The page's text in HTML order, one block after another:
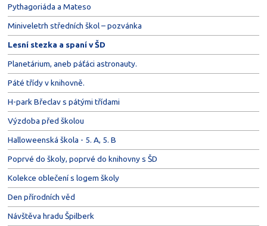
Pythagoriáda a Mateso
Miniveletrh středních škol – pozvánka
Lesní stezka a spaní v ŠD
Planetárium, aneb páťáci astronauty.
Páté třídy v knihovně.
H-park Břeclav s pátými třídami
Výzdoba před školou
Halloweenská škola - 5. A, 5. B
Poprvé do školy, poprvé do knihovny s ŠD
Kolekce oblečení s logem školy
Den přírodních věd
Návštěva hradu Špilberk